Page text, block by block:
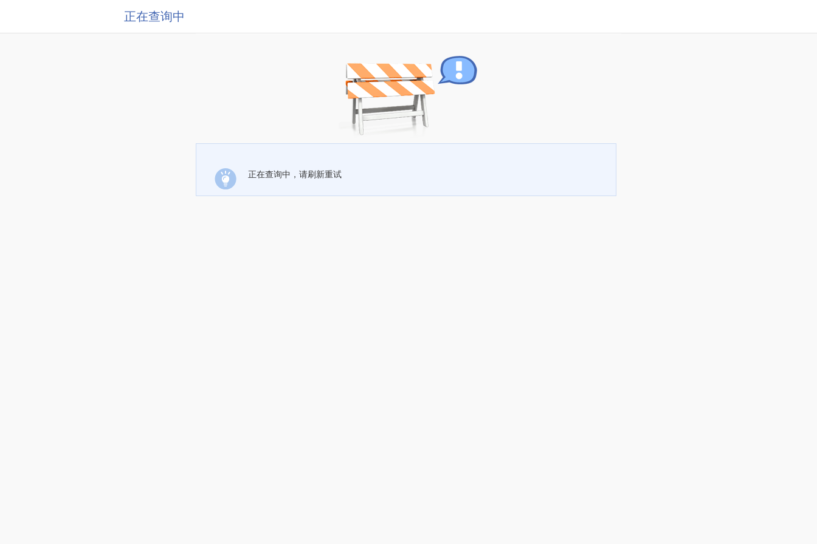
正在查询中
正在查询中，请刷新重试